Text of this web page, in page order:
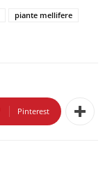
piante mellifere
Pinterest